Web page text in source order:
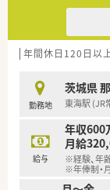
年間休日120日以
勤務地
茨城県
東海駅 (JR
給与
年収600
月給
※経験、年
※年俸制・